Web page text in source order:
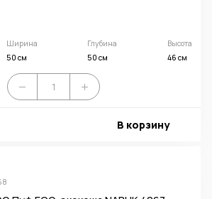
Ширина
50 см
Глубина
50 см
Высота
46 см
В корзину